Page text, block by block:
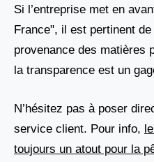
Si l’entreprise met en
France", il est pertinent
provenance des matières
la transparence est un
N’hésitez pas à poser
service client. Pour info,
toujours un atout pour la